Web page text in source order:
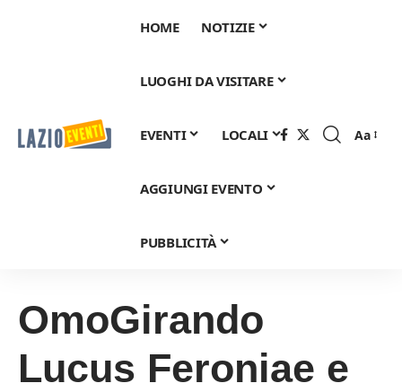
HOME NOTIZIE
LUOGHI DA VISITARE
EVENTI LOCALI
AGGIUNGI EVENTO
PUBBLICITÀ
Font
Aa
OmoGirando
Lucus Feroniae e